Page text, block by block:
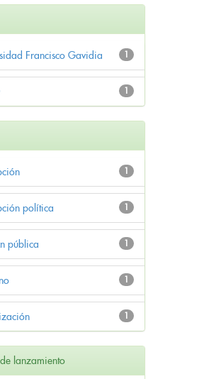
1
Francisco Gavidia
1
1
1
política
1
pública
1
1
lanzamiento